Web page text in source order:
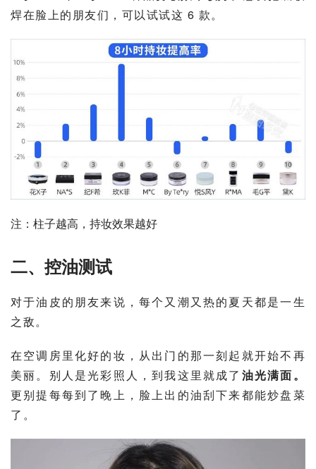
焊在脸上的朋友们，可以试试这 6 款。
注：柱子越高，持妆效果越好
二、控油测试
对于油皮的朋友来说，每个又潮又热的夏天都是一生
之敌。
在空调房里化好的妆，从出门的那一刻起就开始不再
美丽。别人是光彩照人，到我这里就成了 油光满面。
更别提每每到了晚上，脸上出的油刮下来都能炒盘菜
了。